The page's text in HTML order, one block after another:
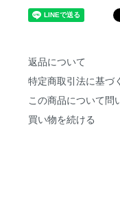
返品について
特定商取引法に基づ
この商品について問
買い物を続ける